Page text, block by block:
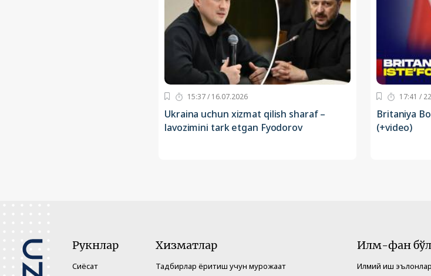
15:37 / 16.07.2026
Ukraina uchun xizmat qilish sharaf –
lavozimini tark etgan Fyodorov
17:41 /
Britaniya
(+video)
Рукнлар
Сиёсат
Хизматлар
Тадбирлар ёритиш учун мурожаат
Илм-фан
Илмий иш